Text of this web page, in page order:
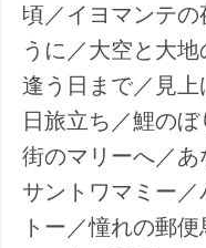
頃／イヨマンテ
うに／大空と大
逢う日まで／見
日旅立ち／鯉の
街のマリーへ／
サントワマミー
トー／憧れの郵